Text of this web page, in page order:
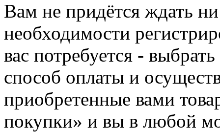
Вам не придётся ждать
необходимости
вас потребуется -
способ оплаты и
приобретенные вами
покупки» и вы в любой